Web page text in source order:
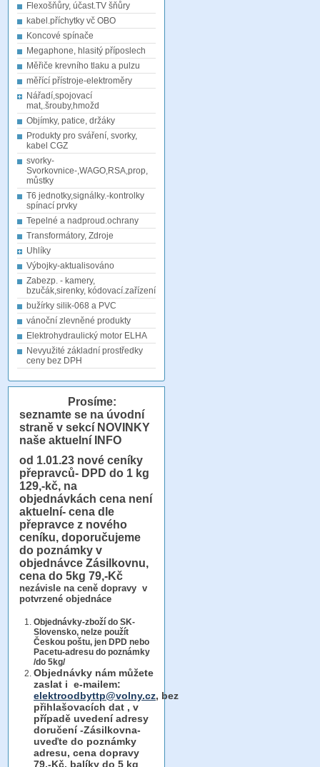
Flexošňůry, účast.TV šňůry
kabel.příchytky vč OBO
Koncové spínače
Megaphone, hlasitý příposlech
Měřiče krevního tlaku a pulzu
měřící přístroje-elektroměry
Nářadí,spojovací
mat,.šrouby,hmožd
Objímky, patice, držáky
Produkty pro sváření, svorky,
kabel CGZ
svorky-
Svorkovnice-,WAGO,RSA,prop,
můstky
T6 jednotky,signálky.-kontrolky
spínací prvky
Tepelné a nadproud.ochrany
Transformátory, Zdroje
Uhlíky
Výbojky-aktualisováno
Zabezp. - kamery,
bzučák,sirenky, kódovací.zařízení
bužírky silik-068 a PVC
vánoční zlevněné produkty
Elektrohydraulický motor ELHA
Nevyužité základní prostředky
ceny bez DPH
Prosíme:
seznamte se na úvodní
straně v sekcí NOVINKY
naše aktuelní INFO
od 1.01.23 nové ceníky
přepravců- DPD do 1 kg
129,-kč, na
objednávkách cena není
aktuelní- cena dle
přepravce z nového
ceníku, doporučujeme
do poznámky v
objednávce Zásilkovnu,
cena do 5kg 79,-Kč
nezávisle na ceně dopravy v
potvrzené objednáce
Objednávky-zboží do SK-
Slovensko, nelze použít
Českou poštu, jen DPD nebo
Pacetu-adresu do poznámky
/do 5kg/
Objednávky nám můžete
zaslat i e-mailem:
elektroodbyttp@volny.cz, bez
přihlašovacích dat , v
případě uvedení adresy
doručení -Zásilkovna-
uveďte do poznámky
adresu, cena dopravy
79,-Kč, balíky do 5 kg